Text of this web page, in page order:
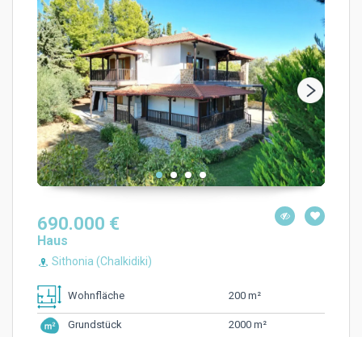
690.000 €
Haus
Sithonia (Chalkidiki)
Wohnfläche 200 m²
Grundstück 2000 m²